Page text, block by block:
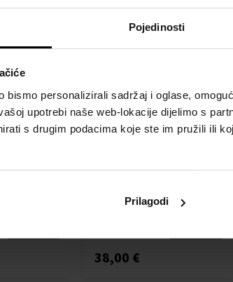
Pojedinosti
bismo personalizirali sadržaj i oglase,
upotrebi naše web-lokacije dijelimo s
s drugim podacima koje ste im pružili ili
Prilagodi
Unisex Watch Digital Watch
Sat - Unisex
38,00 €